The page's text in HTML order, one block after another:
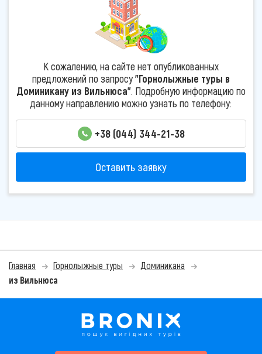
К сожалению, на сайте нет опубликованных
предложений по запросу"Горнолыжные туры в
Доминикану из Вильнюса". Подробную информацию по
данному направлению можно узнать по телефону:
+38 (044) 344-21-38
Оставить заявку
Главная Горнолыжные туры
Доминикана
из Вильнюса